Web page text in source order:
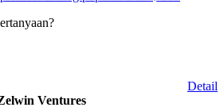
Ventures
Detail